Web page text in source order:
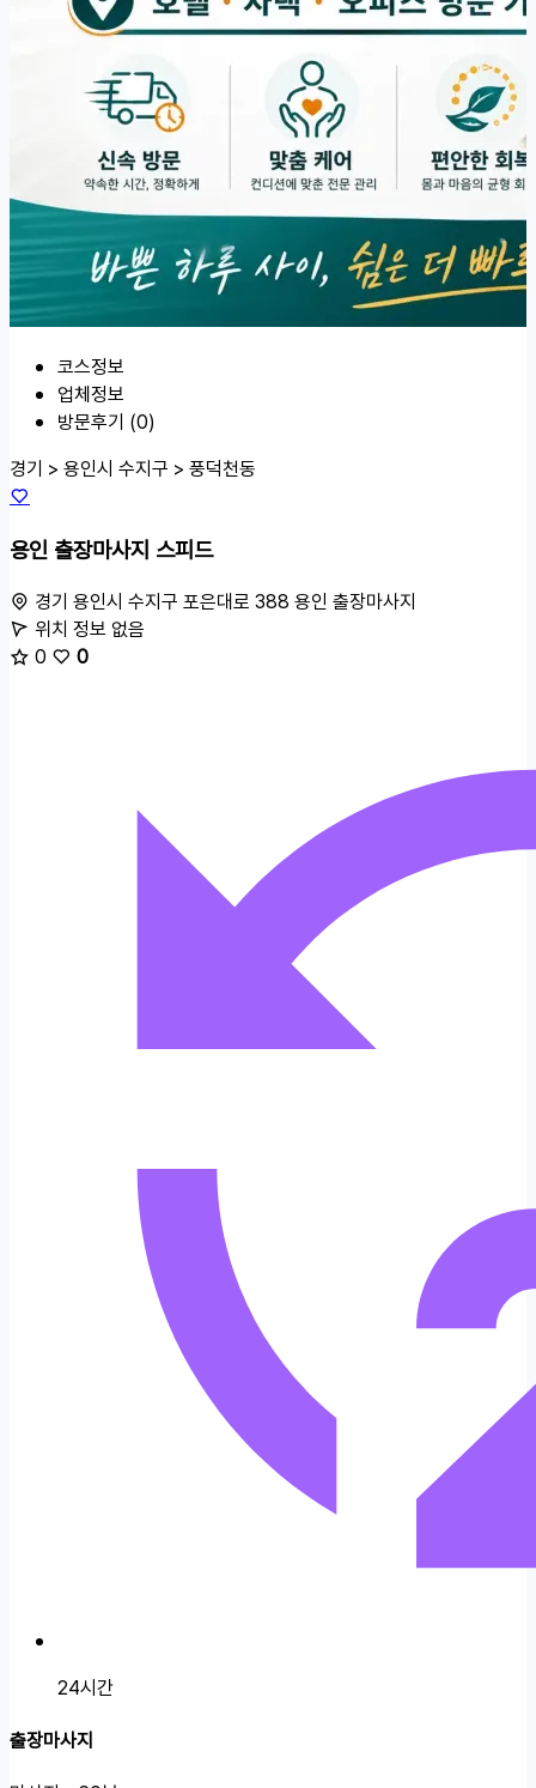
코스정보
업체정보
방문후기 (0)
경기 > 용인시 수지구 > 풍덕천동
용인 출장마사지 스피드
경기 용인시 수지구 포은대로 388 용인 출장마사지
위치 정보 없음
0
0
24시간
출장마사지